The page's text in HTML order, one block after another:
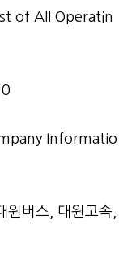
of All Operatin
Informatio
원버스, 대원고속,